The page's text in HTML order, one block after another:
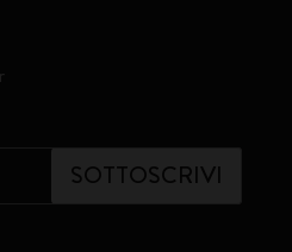
SOTTOSCRIVI